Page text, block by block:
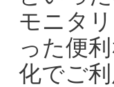
モニタ
った便
化でご